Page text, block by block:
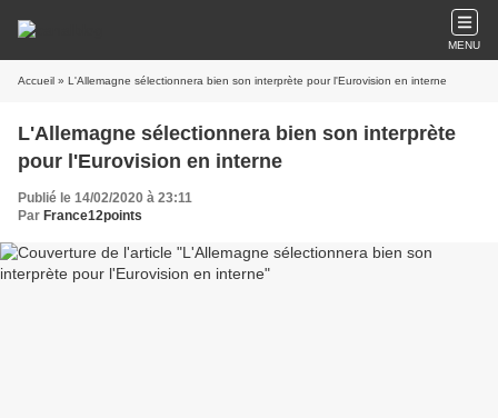
MENU
Accueil » L'Allemagne sélectionnera bien son interprète pour l'Eurovision en interne
L'Allemagne sélectionnera bien son interprète
pour l'Eurovision en interne
Publié le 14/02/2020 à 23:11
Par France12points